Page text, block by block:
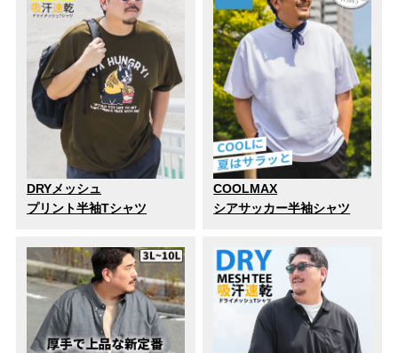
DRYメッシュ
プリント半袖Tシャツ
COOLMAX
シアサッカー半袖シャツ